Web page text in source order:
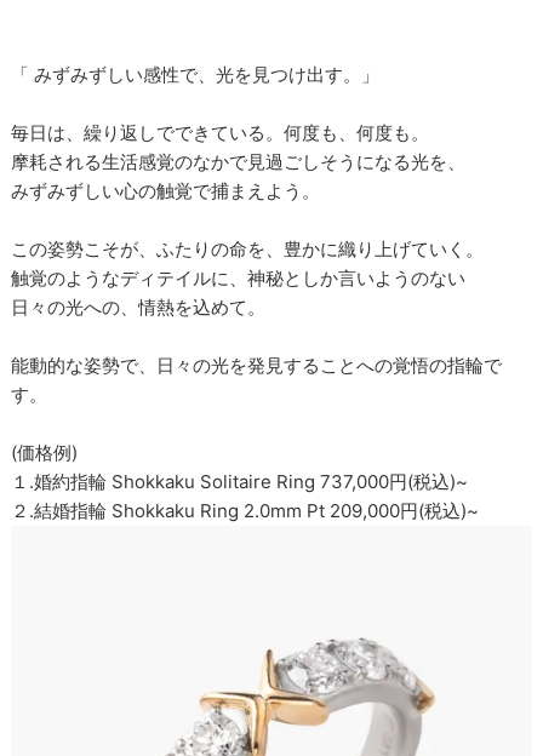
「 みずみずしい感性で、光を見つけ出す。」
毎日は、繰り返しでできている。何度も、何度も。
摩耗される生活感覚のなかで見過ごしそうになる光を、
みずみずしい心の触覚で捕まえよう。
この姿勢こそが、ふたりの命を、豊かに織り上げていく。
触覚のようなディテイルに、神秘としか言いようのない
日々の光への、情熱を込めて。
能動的な姿勢で、日々の光を発見することへの覚悟の指輪で
す。
(価格例)
１.婚約指輪 Shokkaku Solitaire Ring 737,000円(税込)~
２.結婚指輪 Shokkaku Ring 2.0mm Pt 209,000円(税込)~